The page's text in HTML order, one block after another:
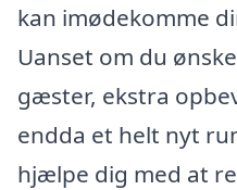
kan imødekomme
Uanset om du
gæster, ekstra
endda et helt nyt
hjælpe dig med at